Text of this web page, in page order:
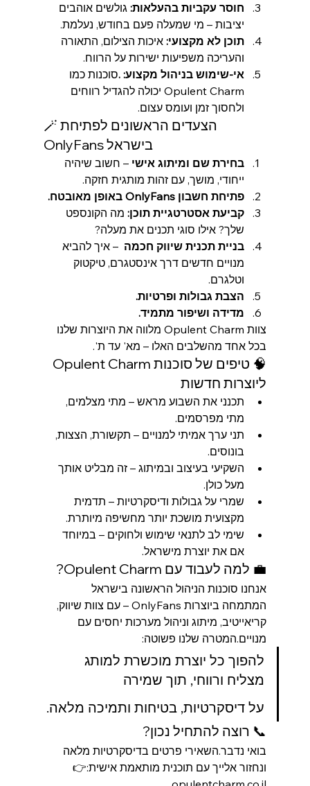
חוסר עקביות בהעלאות: גולשים אוהבים
יציבות – מי שמעלה פעם בחודש, נעלמת.
תוכן לא מקצועי: איכות הצילום, התאורה
והעריכה משפיעות ישירות על הרווח.
אי-שימוש בניהול מקצוע: .סוכנות כמו
Opulent Charm יכולה להגדיל רווחים
ולחסוך זמן ועומס עצום.
🪄 הצעדים הראשונים לפתיחת
OnlyFans בישראל
בחירת שם ומיתוג אישי – חשוב שיהיה
ייחודי, מושך, עם זהות מותגית חזקה.
פתיחת חשבון OnlyFans באופן מאובטח.
קביעת אסטרטגיית תוכן: מה הקונספט
שלך? אילו סוגי תכנים את מעלה?
בניית תכנית שיווק חכמה – איך להביא
מנויים חדשים דרך אינסטגרם, טיקטוק
וטלגרם.
הצבת גבולות ופרטיות.
מדידה ושיפור מתמיד.
צוות Opulent Charm מלווה את היוצרות שלנו
בכל אחד מהשלבים האלו – מא' עד ת'.
ליוצרות חדשות
תכנני את השבוע מראש – מתי מצלמים,
מתי מפרסמים.
תני ערך אמיתי למנויים – תקשורת, הצצות,
בונוסים.
השקיעי בעיצוב ובמיתוג – זה מבליט אותך
מעל כולן.
שמרי על גבולות ודיסקרטיות – תדמית
מקצועית מושכת יותר מחשיפה מיותרת.
שימי לב לתנאי שימוש ולחוקים – במיוחד
אם את יוצרת מישראל.
💼 למה לעבוד עם Opulent Charm?
אנחנו סוכנות הניהול הראשונה בישראל
המתמחה ביוצרות OnlyFans – עם צוות שיווק,
קריאייטיב, מיתוג וניהול מערכות יחסים עם
מנויים.המטרה שלנו פשוטה:
להפוך כל יוצרת מוכשרת למותג
מצליח ורווחי, תוך שמירה
על דיסקרטיות, בטיחות ותמיכה מלאה.
📞 רוצה להתחיל נכון?
בואי נדבר.השאירי פרטים בדיסקרטיות מלאה
ונחזור אלייך עם תוכנית מותאמת אישית:👉